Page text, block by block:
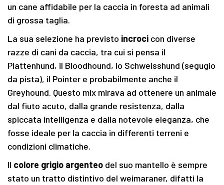
un cane affidabile per la caccia in foresta ad animali
di grossa taglia.
La sua selezione ha previsto incroci con diverse
razze di cani da caccia, tra cui si pensa il
Plattenhund, il Bloodhound, lo Schweisshund (segugio
da pista), il Pointer e probabilmente anche il
Greyhound. Questo mix mirava ad ottenere un animale
dal fiuto acuto, dalla grande resistenza, dalla
spiccata intelligenza e dalla notevole eleganza, che
fosse ideale per la caccia in differenti terreni e
condizioni climatiche.
Il colore grigio argenteo del suo mantello è sempre
stato un tratto distintivo del weimaraner, difatti la